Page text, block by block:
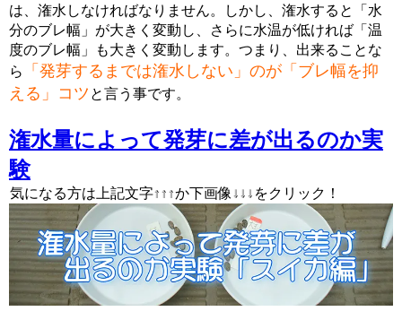
は、潅水しなければなりません。しかし、潅水すると「水
分のブレ幅」が大きく変動し、さらに水温が低ければ「温
度のブレ幅」も大きく変動します。つまり、出来ることな
ら
「発芽するまでは潅水しない」のが「ブレ幅を抑
える」コツ と言う事です。
潅水量によって発芽に差が出るのか実
験
気になる方は上記文字↑↑↑か下画像↓↓↓をクリック！
↑↑↑ ↓↓↓